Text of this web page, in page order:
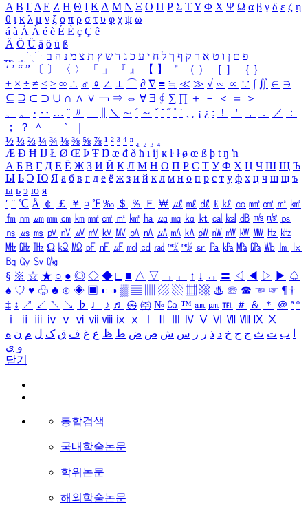
Α Β ΓΔ Ε Ζ Η Θ Ι ΚΛ Μ Ν Ξ Ο Π Ρ Σ ΤΥ Φ Χ Ψ Ω α β γ δ ε ζ η
θ ι κ λ μ ν ξ ο π ρ σ τ υ φ χ ψ ω
á à Á À é è É È ç Ç ê
Ä Ö Ü ä ö ü ß
ִֶֹ ֻּ ׁׂ פ ם ן ו ט א ר ק ף ך ל ח י ע כ ג ד ש ץ ת צ מ נ ה ב
‘ ’ “ ” 〔 〕 〈 〉 「 」 『 』 【 】 ＂ （ ） ［ ］ ｛ ｝
± × ÷ ≠ ≤ ≥ ∞ ∴ ♂ ♀ ∠ ⊥ ⌒ ∂ ∇ ≡ ≒ ≪ ≫ √ ∽ ∝ ∵ ∫ ∬ ∈ ∋
⊆ ⊇ ⊂ ⊃ ∪ ∩ ∧ ∨ ￢ ⇒ ⇔ ∀ ∃ ∮ ∑ ∏ ＋ － ＜ ＝
＞
、
。 · ‥ … ¨ 〃 ― ＼ ∼ ´ ～ ˇ ˘ ˝ ˚ ˙ ¸ ¡ ¿ ː ！ ＇ ， ． ／
：
；
？ ＾ ｀
½ ⅓ ⅔ ¼ ¾ ⅛ ⅜ ⅝ ⅞ ¹ ² ³ ⁴ ⁿ ₁ ₂ ₃ ₄
Æ Ð Ħ Ĳ Ł Ø Œ Þ Ŧ Ŋ æ đ ð ħ ı ĳ ĸ ŀ ł ø œ ß þ ŧ ŋ ŉ
А Б В Г Д Е Ё Ж З И Й К Л М Н О П Р С Т У Ф Х Ц Ч Ш Щ Ъ
Ы Ь Э Ю Я а б в г д е ё ж з и й к л м н о п р с т у ф х ц ч ш щ ъ
ы ь э ю я
′ ″ ℃ Å ￠ ￡ ￥ ¤ ℉ ‰ ＄ ％ Ｆ ￦ ㎕ ㎖ ㎗ ℓ ㎘ ㏄ ㎣ ㎤ ㎥ ㎦
㎙ ㎚ ㎛ ㎜ ㎝ ㎞ ㎟ ㎠ ㎡ ㎢ ㏊ ㎍ ㎎ ㎏ ㏏ ㎈ ㎉ ㏈ ㎧ ㎨ ㎰
㎱ ㎲ ㎳ ㎴ ㎵ ㎶ ㎷ ㎸ ㎹ ㎀ ㎁ ㎂ ㎃ ㎄ ㎺ ㎻ ㎽ ㎾ ㎿ ㎐ ㎑
㎒ ㎓ ㎔ Ω ㏀ ㏁ ㎊ ㎋ ㎌ ㏖ ㏅ ㎭ ㎮ ㎯ ㏛ ㎩ ㎪ ㎫ ㎬ ㏝ ㏐
㏓
㏃ ㏉ ㏜ ㏆
§ ※ ☆ ★ ○ ● ◎ ◇ ◆ □ ■ △ ▽ → ← ↑ ↓ ↔ 〓 ◁ ◀ ▷ ▶ ♤
♠ ♡ ♥ ♧ ♣ ⊙ ◈ ▣ ◐ ◑ ▒ ▤ ▨ ▧ ▦ ▩ ♨ ☏ ☎ ☜ ☞ ¶ †
‡ ↕ ↗ ↙ ↖ ↘ ♭ ♩ ♪ ♬ ㉿ ㈜ № ㏇ ™ ㏂ ㏘ ℡ ＃ ＆ ＊ ＠ ª º
ⅰ
ⅱ ⅲ ⅳ ⅴ ⅵ ⅶ ⅷ ⅸ ⅹ Ⅳ Ⅴ Ⅵ Ⅶ Ⅷ Ⅸ Ⅹ
ب ت ث ج ح خ د ذ ر ز س ش ص ض ط ظ ع غ ف ق ک ل م ن ه
و ی
닫기
통합검색
국내학술논문
학위논문
해외학술논문